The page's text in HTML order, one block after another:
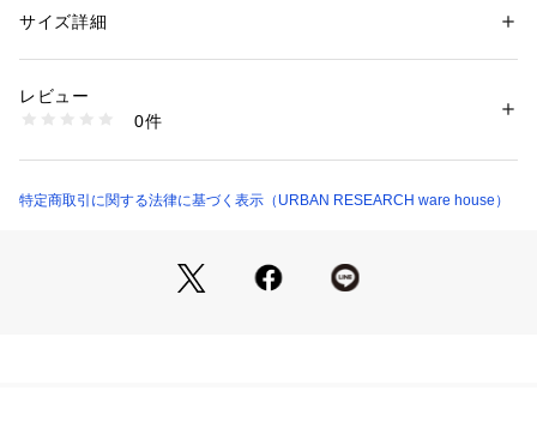
イルアップが叶う一着です。スニーカーを合わせたカジュアル
【2025 Spring/Summer】【25SS】
※商品画像は、光の当たり具合やパソコンなどの閲覧環境によ
※商品の色味の目安は、商品単体の画像をご参照ください。
性別：レディース
素材：ポリエステル70% 綿30%
洗濯：-
※詳しい洗濯方法については、商品の品質表示タグをご覧ください
ITA5-26B007 （ショップ）
サイズ詳細
レビュー
0件
特定商取引に関する法律に基づく表示（URBAN RESEARCH ware house）